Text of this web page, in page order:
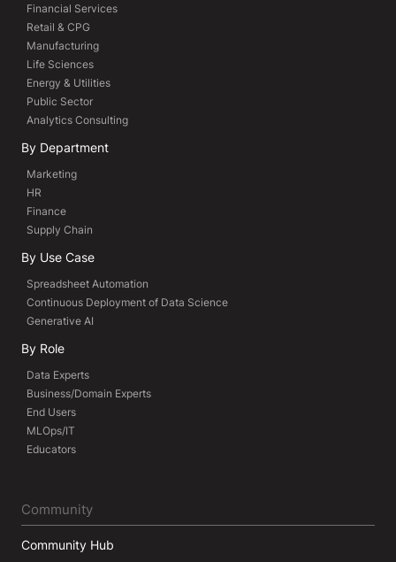
Financial Services
Retail & CPG
Manufacturing
Life Sciences
Energy & Utilities
Public Sector
Analytics Consulting
By Department
Marketing
HR
Finance
Supply Chain
By Use Case
Spreadsheet Automation
Continuous Deployment of Data Science
Generative AI
By Role
Data Experts
Business/Domain Experts
End Users
MLOps/IT
Educators
Community
Community Hub